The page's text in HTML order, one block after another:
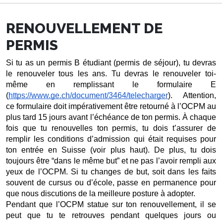
RENOUVELLEMENT DE
PERMIS
Si tu as un permis B étudiant (permis de séjour), tu devras
le renouveler tous les ans. Tu devras le renouveler toi-
même en remplissant le formulaire E
(https://www.ge.ch/document/3464/telecharger).  Attention,
ce formulaire doit impérativement être retourné à l’OCPM au
plus tard 15 jours avant l’échéance de ton permis. À chaque
fois que tu renouvelles ton permis, tu dois t’assurer de
remplir les conditions d’admission qui était requises pour
ton entrée en Suisse (voir plus haut). De plus, tu dois
toujours être “dans le même but” et ne pas l’avoir rempli aux
yeux de l’OCPM. Si tu changes de but, soit dans les faits
souvent de cursus ou d’école, passe en permanence pour
que nous discutions de la meilleure posture à adopter.
Pendant que l’OCPM statue sur ton renouvellement, il se
peut que tu te retrouves pendant quelques jours ou